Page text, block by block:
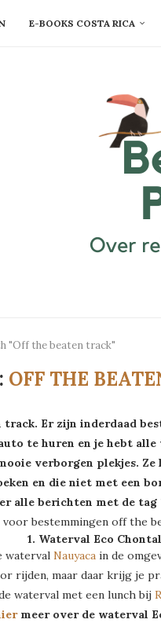
E-BOOKS COSTA RICA
"Off the beaten track"
OFF THE
track. Er zijn inderdaad
te huren en je hebt
verborgen plekjes.
en die niet met een
alle berichten met de tag
bestemmingen off the
1. Waterval Eco
waterval Nauyacain de
rijden, maar daar krijg je
waterval met een lunch bij
meer over de waterval